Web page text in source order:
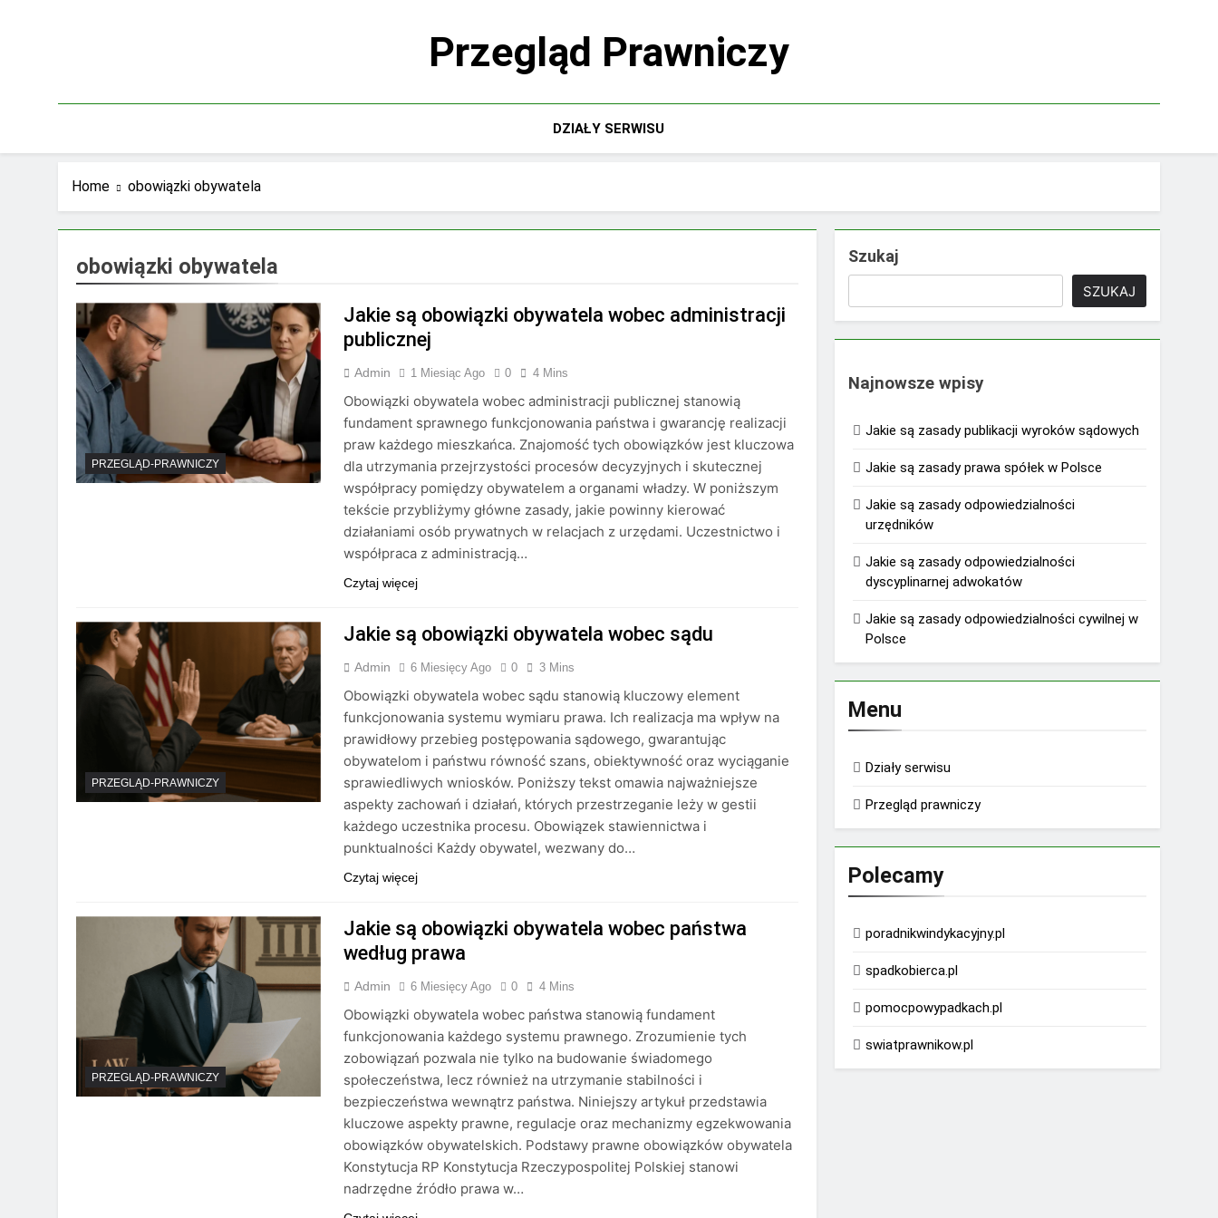
Przegląd Prawniczy
DZIAŁY SERWISU
Home obowiązki obywatela
obowiązki obywatela
PRZEGLĄD-PRAWNICZY
Jakie są obowiązki obywatela wobec administracji
publicznej
Admin 1 Miesiąc Ago 0 4 Mins
Obowiązki obywatela wobec administracji publicznej stanowią
fundament sprawnego funkcjonowania państwa i gwarancję realizacji
praw każdego mieszkańca. Znajomość tych obowiązków jest kluczowa
dla utrzymania przejrzystości procesów decyzyjnych i skutecznej
współpracy pomiędzy obywatelem a organami władzy. W poniższym
tekście przybliżymy główne zasady, jakie powinny kierować
działaniami osób prywatnych w relacjach z urzędami. Uczestnictwo i
współpraca z administracją…
Czytaj więcej
PRZEGLĄD-PRAWNICZY
Jakie są obowiązki obywatela wobec sądu
Admin 6 Miesięcy Ago 0 3 Mins
Obowiązki obywatela wobec sądu stanowią kluczowy element
funkcjonowania systemu wymiaru prawa. Ich realizacja ma wpływ na
prawidłowy przebieg postępowania sądowego, gwarantując
obywatelom i państwu równość szans, obiektywność oraz wyciąganie
sprawiedliwych wniosków. Poniższy tekst omawia najważniejsze
aspekty zachowań i działań, których przestrzeganie leży w gestii
każdego uczestnika procesu. Obowiązek stawiennictwa i
punktualności Każdy obywatel, wezwany do…
Czytaj więcej
PRZEGLĄD-PRAWNICZY
Jakie są obowiązki obywatela wobec państwa
według prawa
Admin 6 Miesięcy Ago 0 4 Mins
Obowiązki obywatela wobec państwa stanowią fundament
funkcjonowania każdego systemu prawnego. Zrozumienie tych
zobowiązań pozwala nie tylko na budowanie świadomego
społeczeństwa, lecz również na utrzymanie stabilności i
bezpieczeństwa wewnątrz państwa. Niniejszy artykuł przedstawia
kluczowe aspekty prawne, regulacje oraz mechanizmy egzekwowania
obowiązków obywatelskich. Podstawy prawne obowiązków obywatela
Konstytucja RP Konstytucja Rzeczypospolitej Polskiej stanowi
nadrzędne źródło prawa w…
Szukaj
SZUKAJ
Najnowsze wpisy
Jakie są zasady publikacji wyroków sądowych
Jakie są zasady prawa spółek w Polsce
Jakie są zasady odpowiedzialności
urzędników
Jakie są zasady odpowiedzialności
dyscyplinarnej adwokatów
Jakie są zasady odpowiedzialności cywilnej w
Polsce
Menu
Działy serwisu
Przegląd prawniczy
Polecamy
poradnikwindykacyjny.pl
spadkobierca.pl
pomocpowypadkach.pl
swiatprawnikow.pl